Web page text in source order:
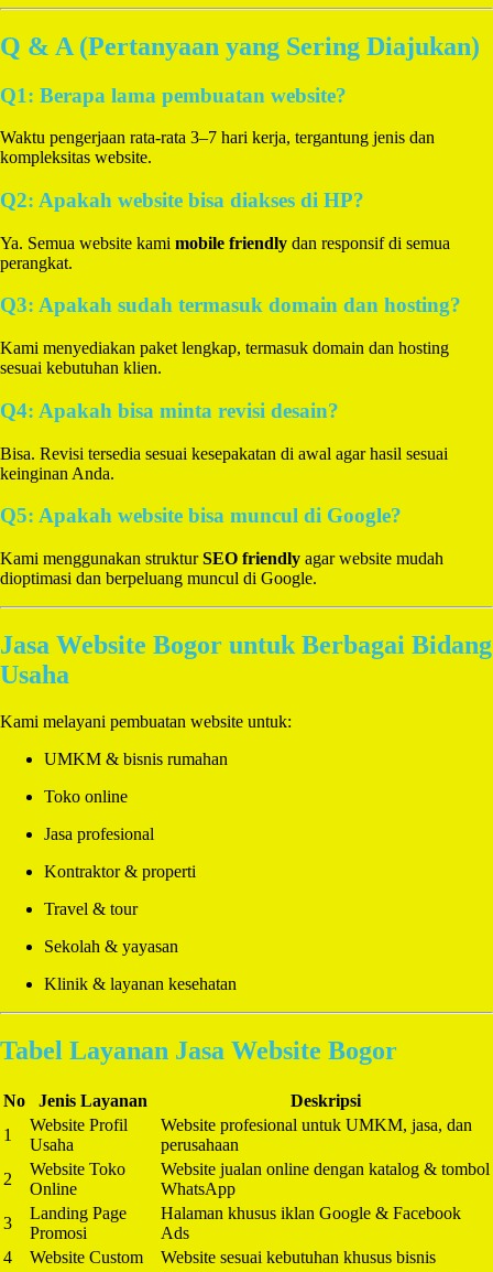
Q & A (Pertanyaan yang Sering Diajukan)
Q1: Berapa lama pembuatan website?
Waktu pengerjaan rata-rata 3–7 hari kerja, tergantung jenis dan
kompleksitas website.
Q2: Apakah website bisa diakses di HP?
Ya. Semua website kami mobile friendly dan responsif di semua
perangkat.
Q3: Apakah sudah termasuk domain dan hosting?
Kami menyediakan paket lengkap, termasuk domain dan hosting
sesuai kebutuhan klien.
Q4: Apakah bisa minta revisi desain?
Bisa. Revisi tersedia sesuai kesepakatan di awal agar hasil sesuai
keinginan Anda.
Q5: Apakah website bisa muncul di Google?
Kami menggunakan strukturSEO friendly agar website mudah
dioptimasi dan berpeluang muncul di Google.
Jasa Website Bogor untuk Berbagai Bidang
Usaha
Kami melayani pembuatan website untuk:
UMKM & bisnis rumahan
Toko online
Jasa profesional
Kontraktor & properti
Travel & tour
Sekolah & yayasan
Klinik & layanan kesehatan
Tabel Layanan Jasa Website Bogor
No Jenis Layanan
Deskripsi
1
Website Profil
Usaha
Website profesional untuk UMKM, jasa, dan
perusahaan
2
Website Toko
Online
Website jualan online dengan katalog & tombol
WhatsApp
3
Landing Page
Promosi
Halaman khusus iklan Google & Facebook
Ads
4
Website Custom
Website sesuai kebutuhan khusus bisnis